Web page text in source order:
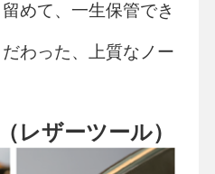
めて、一生保管でき
わった、上質なノー
レザーツール）